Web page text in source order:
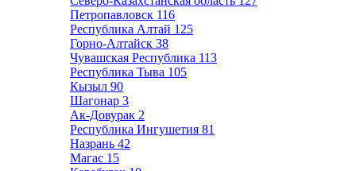
Петропавловск 116
Республика Алтай 125
Горно-Алтайск 38
Чувашская Республика 113
Республика Тыва 105
Кызыл 90
Шагонар 3
Ак-Довурак 2
Республика Ингушетия 81
Назрань 42
Магас 15